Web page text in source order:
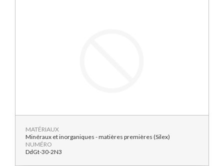
MATÉRIAUX
Minéraux et inorganiques - matières premières (Silex)
NUMÉRO
DdGt-30-2N3